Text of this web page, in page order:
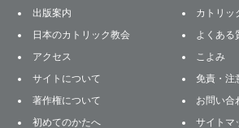
出版案内
カトリッ
日本のカトリック教会
よくある
アクセス
こよみ
サイトについて
免責・注
著作権について
お問い合
初めてのかたへ
サイトマ